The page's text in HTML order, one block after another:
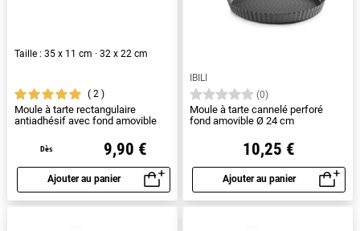
Taille : 35 x 11 cm · 32 x 22 cm
2
Moule à tarte rectangulaire
antiadhésif avec fond amovible
Dès 9,90 €
Ajouter au panier
Aperçu rapide
IBILI
(0)
Moule à tarte cannelé perforé
fond amovible Ø 24 cm
10,25 €
Ajouter au panier
Aperçu rapide